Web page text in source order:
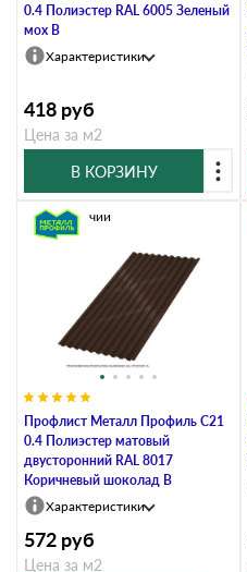
0.4 Полиэстер RAL 6005 Зеленый
мох B
Характеристики
418 руб
Цена за м2
В КОРЗИНУ
Профлист Металл Профиль C21
0.4 Полиэстер матовый
двусторонний RAL 8017
Коричневый шоколад B
В наличии
Характеристики
572 руб
Цена за м2